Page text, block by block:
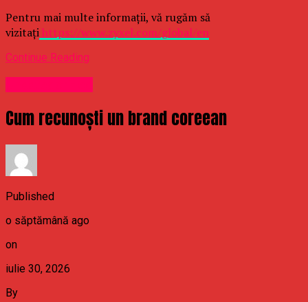
Pentru mai multe informații, vă rugăm să
vizitațihttps://www.zyxel.com/global/en
Continue Reading
Cum recunoști un brand coreean
Published
o săptămână ago
on
iulie 30, 2026
By